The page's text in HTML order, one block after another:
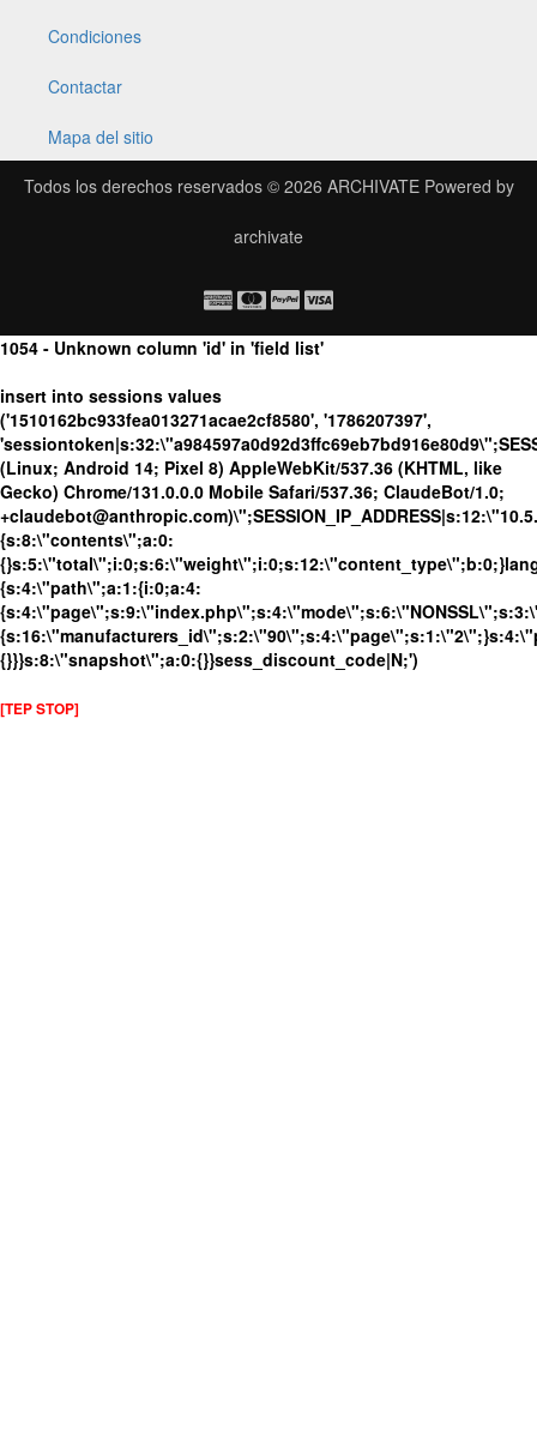
Condiciones
Contactar
Mapa del sitio
Todos los derechos reservados © 2026 ARCHIVATEPowered by
archivate
1054 - Unknown column 'id' in 'field list'
insert into sessions values
('1510162bc933fea013271acae2cf8580', '1786207397',
(Linux; Android 14; Pixel 8) AppleWebKit/537.36 (KHTML, like
Gecko) Chrome/131.0.0.0 Mobile Safari/537.36; ClaudeBot/1.0;
{s:8:\"contents\";a:0:
{s:4:\"path\";a:1:{i:0;a:4:
{}}}s:8:\"snapshot\";a:0:{}}sess_discount_code|N;')
[TEP STOP]